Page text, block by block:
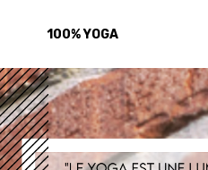
100% YOGA